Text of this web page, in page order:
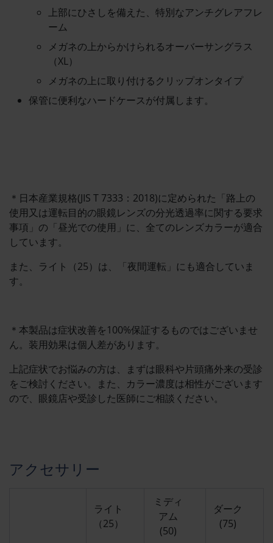
上部にひさしを備えた、特別なアンチグレアフレ
ーム
メガネの上からかけられるオーバーサングラス
（XL）
メガネの上に取り付けるクリップオンタイプ
保管に便利なハードケースが付属します。
＊日本産業規格(JIS T 7333：2018)に定められた「路上の
使用又は運転目的の眼鏡レンズの分光透過率に関する要求
事項」の「昼光での使用」に、全てのレンズカラーが適合
しています。
また、ライト（25）は、「夜間運転」にも適合していま
す。
＊本製品は症状改善を100%保証するものではございませ
ん。装用効果は個人差があります。
上記症状でお悩みの方は、まずは眼科や片頭痛外来の受診
をご検討ください。また、カラー濃度は相性がございます
ので、眼鏡店や受診した医師にご相談ください。
アクセサリー
ライト
（25）
ミディ
アム
(50)
ダーク
(75)